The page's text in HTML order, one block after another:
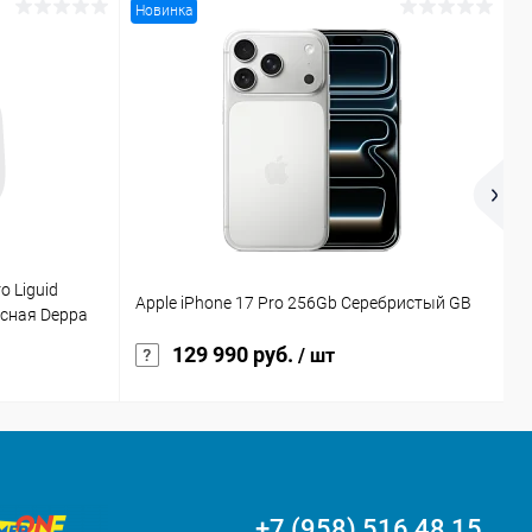
Liguid
Deppa
Новинка
Apple iPhone 17 Pro 256Gb Серебристый GB
129 990 руб. / шт